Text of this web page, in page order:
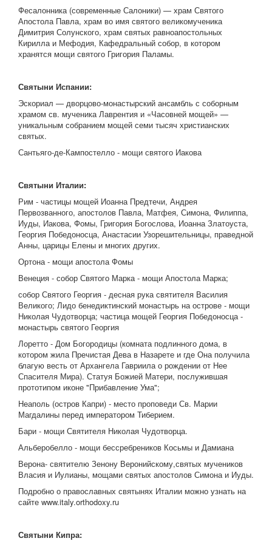
Фесалонника (современные Салоники) — храм Святого
Апостола Павла, храм во имя святого великомученика
Димитрия Солунского, храм святых равноапостольных
Кирилла и Мефодия, Кафедральный собор, в котором
хранятся мощи святого Григория Паламы.
Святыни Испании:
Эскориал — дворцово-монастырский ансамбль с соборным
храмом св. мученика Лаврентия и «Часовней мощей» —
уникальным собранием мощей семи тысяч христианских
святых.
Сантьяго-де-Кампостелло - мощи святого Иакова
Святыни Италии:
Рим - частицы мощей Иоанна Предтечи, Андрея
Первозванного, апостолов Павла, Матфея, Симона, Филиппа,
Иуды, Иакова, Фомы, Григория Богослова, Иоанна Златоуста,
Георгия Победоносца, Анастасии Узорешительницы, праведной
Анны, царицы Елены и многих других.
Ортона - мощи апостола Фомы
Венеция - собор Святого Марка - мощи Апостола Марка;
собор Святого Георгия - десная рука святителя Василия
Великого; Лидо бенедиктинский монастырь на острове - мощи
Николая Чудотворца; частица мощей Георгия Победоносца -
монастырь святого Георгия
Лоретто - Дом Богородицы (комната подлинного дома, в
котором жила Пречистая Дева в Назарете и где Она получила
благую весть от Архангела Гавриила о рождении от Нее
Спасителя Мира). Статуя Божией Матери, послужившая
прототипом иконе "Прибавление Ума";
Неаполь (остров Капри) - место проповеди Св. Марии
Магдалины перед императором Тиберием.
Бари - мощи Святителя Николая Чудотворца.
Альберобелло - мощи бессребреников Косьмы и Дамиана
Верона- святителю Зенону Веронийскому,святых мучеников
Власия и Иулианы, мощами святых апостолов Симона и Иуды.
Подробно о православных святынях Италии можно узнать на
сайте www.italy.orthodoxy.ru
Святыни Кипра: